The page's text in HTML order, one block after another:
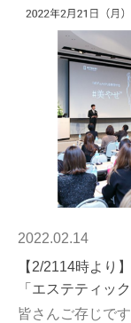
2022.02.14
【2/2114時より
「エステティッ
はいけない施術”
皆さんご存じで